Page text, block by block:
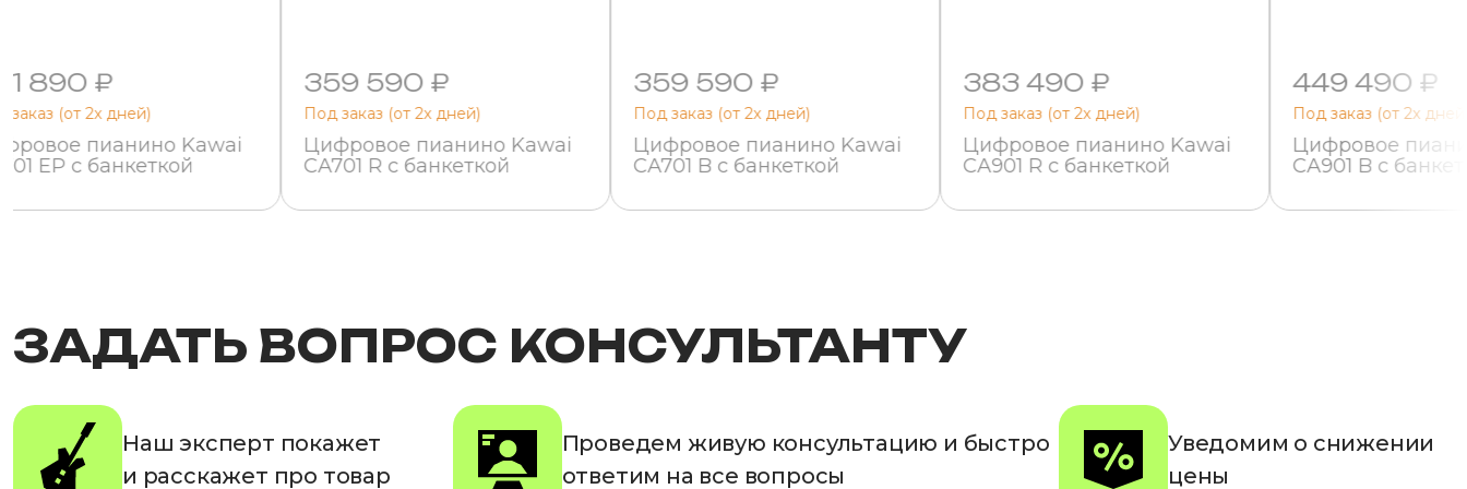
890 ₽
заказ (от 2х дней)
пианино Kawai
EP с банкеткой
359 590 ₽
Под заказ (от 2х дней)
Цифровое пианино Kawai
CA701 R с банкеткой
359 590 ₽
Под заказ (от 2х дней)
Цифровое пианино Kawai
CA701 B с банкеткой
383 490 ₽
Под заказ (от 2х дней)
Цифровое пианино Kawai
CA901 R с банкеткой
449 490 ₽
Под заказ (от 2х
Цифровое
CA901 B с
ЗАДАТЬ ВОПРОС КОНСУЛЬТАНТУ
Наш эксперт покажет
и расскажет про товар
Проведем живую консультацию и быстро
ответим на все вопросы
Уведомим о снижении
цены